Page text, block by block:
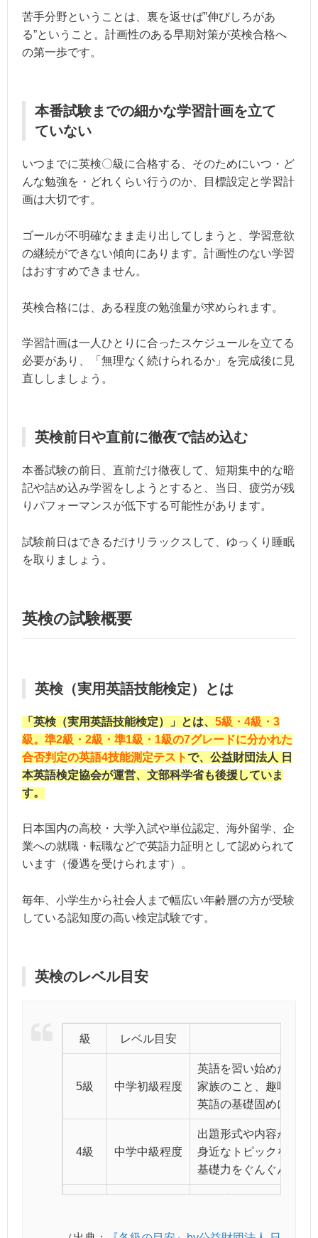
苦手分野ということは、裏を返せば”伸びしろがあ
る”ということ。計画性のある早期対策が英検合格へ
の第一歩です。
本番試験までの細かな学習計画を立て
ていない
いつまでに英検〇級に合格する、そのためにいつ・ど
んな勉強を・どれくらい行うのか、目標設定と学習計
画は大切です。
ゴールが不明確なまま走り出してしまうと、学習意欲
の継続ができない傾向にあります。計画性のない学習
はおすすめできません。
英検合格には、ある程度の勉強量が求められます。
学習計画は一人ひとりに合ったスケジュールを立てる
必要があり、「無理なく続けられるか」を完成後に見
直ししましょう。
英検前日や直前に徹夜で詰め込む
本番試験の前日、直前だけ徹夜して、短期集中的な暗
記や詰め込み学習をしようとすると、当日、疲労が残
りパフォーマンスが低下する可能性があります。
試験前日はできるだけリラックスして、ゆっくり睡眠
を取りましょう。
英検の試験概要
英検（実用英語技能検定）とは
「英検（実用英語技能検定）」とは、 5級・4級・3
級。準2級・2級・準1級・1級の7グレードに分かれた
合否判定の英語4技能測定テストで、公益財団法人 日
本英語検定協会が運営、文部科学省も後援していま
す。
日本国内の高校・大学入試や単位認定、海外留学、企
業への就職・転職などで英語力証明として認められて
います（優遇を受けられます）。
毎年、小学生から社会人まで幅広い年齢層の方が受験
している認知度の高い検定試験です。
英検のレベル目安
級 レベル目安
5級 中学初級程度
英語を習い始めた方の
家族のこと、趣味やス
英語の基礎固めに最適
4級 中学中級程度
出題形式や内容が、よ
身近なトピックを題材
基礎力をぐんぐん伸ば